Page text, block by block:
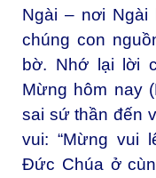
Ngài – nơi Ngài
chúng con
bờ. Nhớ lại lời
Mừng hôm nay
sai sứ thần đến
vui: “Mừng vui
Đức Chúa ở